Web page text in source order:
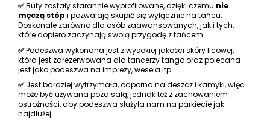
✅Buty zostały starannie wyprofilowane, dzięki czemu nie
męczą stóp i pozwalają skupić się wyłącznie na tańcu.
Doskonałe zarówno dla osób zaawansowanych, jak i tych,
które dopiero zaczynają swoją przygodę z tańcem.
✅Podeszwa wykonana jest z wysokiej jakości skóry licowej,
która jest zarezerwowana dla tancerzy tango oraz polecana
jest jako podeszwa na imprezy, wesela itp.
✅Jest bardziej wytrzymała, odporna na deszcz i kamyki, więc
może być używana poza salą, jednak też z zachowaniem
ostrożności, aby podeszwa służyła nam na parkiecie jak
najdłużej.